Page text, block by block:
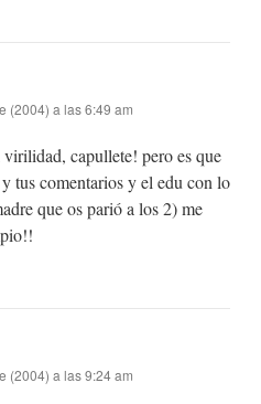
(2004) a las 6:49 am
capullete! pero es que
tus comentarios y el edu con lo
que os parió a los 2) me
(2004) a las 9:24 am